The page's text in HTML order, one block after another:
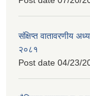
संक्षिप्त वातावरणीय
२०८१
Post date 04/23/